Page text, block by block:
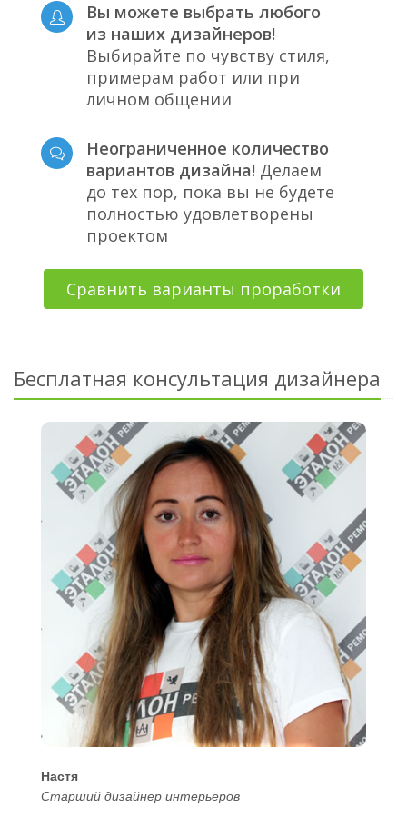
Вы можете выбрать любого
из наших дизайнеров!
Выбирайте по чувству стиля,
примерам работ или при
личном общении
Неограниченное количество
вариантов дизайна! Делаем
до тех пор, пока вы не будете
полностью удовлетворены
проектом
Сравнить варианты проработки
Бесплатная консультация дизайнера
Настя
Старший дизайнер интерьеров